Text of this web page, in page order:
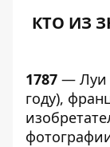
КТО ИЗ
1787 — Луи
году),